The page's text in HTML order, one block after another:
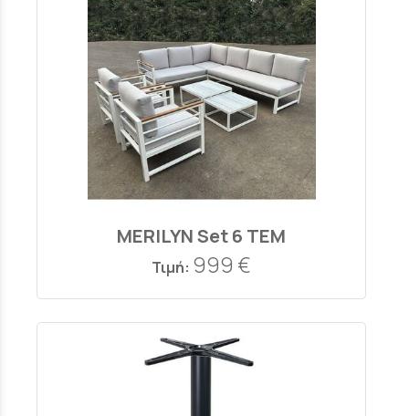
MERILYN Set 6 TEM
Τιμή: 999 €